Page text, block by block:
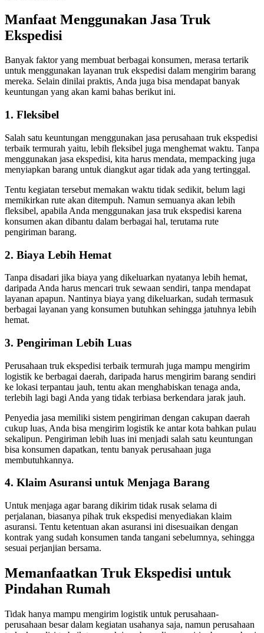
Manfaat Menggunakan Jasa Truk
Ekspedisi
Banyak faktor yang membuat berbagai konsumen, merasa tertarik
untuk menggunakan layanan truk ekspedisi dalam mengirim barang
mereka. Selain dinilai praktis, Anda juga bisa mendapat banyak
keuntungan yang akan kami bahas berikut ini.
1. Fleksibel
Salah satu keuntungan menggunakan jasa perusahaan truk ekspedisi
terbaik termurah yaitu, lebih fleksibel juga menghemat waktu. Tanpa
menggunakan jasa ekspedisi, kita harus mendata, mempacking juga
menyiapkan barang untuk diangkut agar tidak ada yang tertinggal.
Tentu kegiatan tersebut memakan waktu tidak sedikit, belum lagi
memikirkan rute akan ditempuh. Namun semuanya akan lebih
fleksibel, apabila Anda menggunakan jasa truk ekspedisi karena
konsumen akan dibantu dalam berbagai hal, terutama rute
pengiriman barang.
2. Biaya Lebih Hemat
Tanpa disadari jika biaya yang dikeluarkan nyatanya lebih hemat,
daripada Anda harus mencari truk sewaan sendiri, tanpa mendapat
layanan apapun. Nantinya biaya yang dikeluarkan, sudah termasuk
berbagai layanan yang konsumen butuhkan sehingga jatuhnya lebih
hemat.
3. Pengiriman Lebih Luas
Perusahaan truk ekspedisi terbaik termurah juga mampu mengirim
logistik ke berbagai daerah, daripada harus mengirim barang sendiri
ke lokasi terpantau jauh, tentu akan menghabiskan tenaga anda,
terlebih lagi bagi Anda yang tidak terbiasa berkendara jarak jauh.
Penyedia jasa memiliki sistem pengiriman dengan cakupan daerah
cukup luas, Anda bisa mengirim logistik ke antar kota bahkan pulau
sekalipun. Pengiriman lebih luas ini menjadi salah satu keuntungan
bisa konsumen dapatkan, tentu banyak perusahaan juga
membutuhkannya.
4. Klaim Asuransi untuk Menjaga Barang
Untuk menjaga agar barang dikirim tidak rusak selama di
perjalanan, biasanya pihak truk ekspedisi menyediakan klaim
asuransi. Tentu ketentuan akan asuransi ini disesuaikan dengan
kontrak yang sudah konsumen tanda tangani sebelumnya, sehingga
sesuai perjanjian bersama.
Memanfaatkan Truk Ekspedisi untuk
Pindahan Rumah
Tidak hanya mampu mengirim logistik untuk perusahaan-
perusahaan besar dalam kegiatan usahanya saja, namun perusahaan